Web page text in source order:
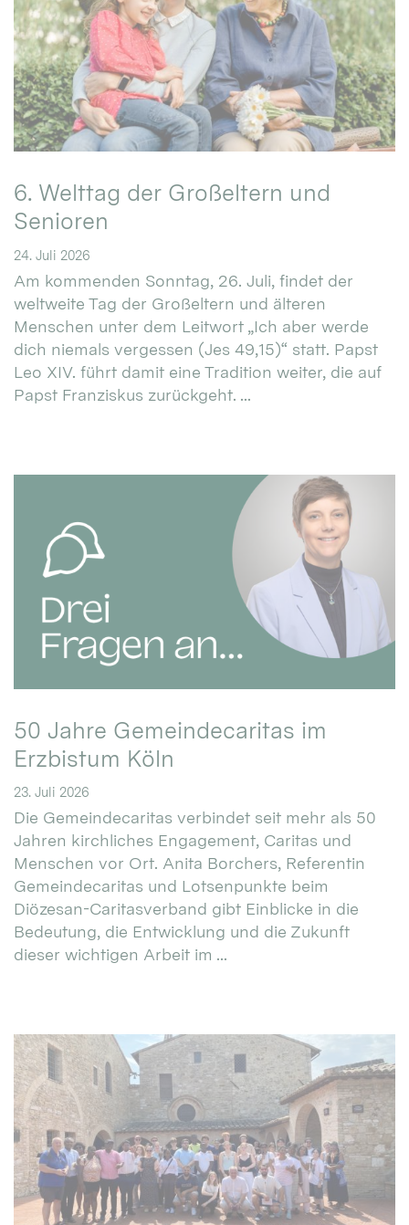
6. Welttag der Großeltern und
Senioren
24. Juli 2026
Am kommenden Sonntag, 26. Juli, findet der
weltweite Tag der Großeltern und älteren
Menschen unter dem Leitwort „Ich aber werde
dich niemals vergessen (Jes 49,15)“ statt. Papst
Leo XIV. führt damit eine Tradition weiter, die auf
Papst Franziskus zurückgeht. ...
50 Jahre Gemeindecaritas im
Erzbistum Köln
23. Juli 2026
Die Gemeindecaritas verbindet seit mehr als 50
Jahren kirchliches Engagement, Caritas und
Menschen vor Ort. Anita Borchers, Referentin
Gemeindecaritas und Lotsenpunkte beim
Diözesan-Caritasverband gibt Einblicke in die
Bedeutung, die Entwicklung und die Zukunft
dieser wichtigen Arbeit im ...